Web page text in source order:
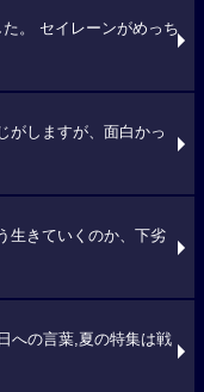
。 セイレーンがめっち
がしますが、面白かっ
生きていくのか、下劣
への言葉,夏の特集は戦